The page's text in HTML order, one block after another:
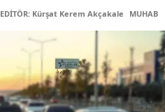
EDİTÖR: Kürşat Kerem Akçakale